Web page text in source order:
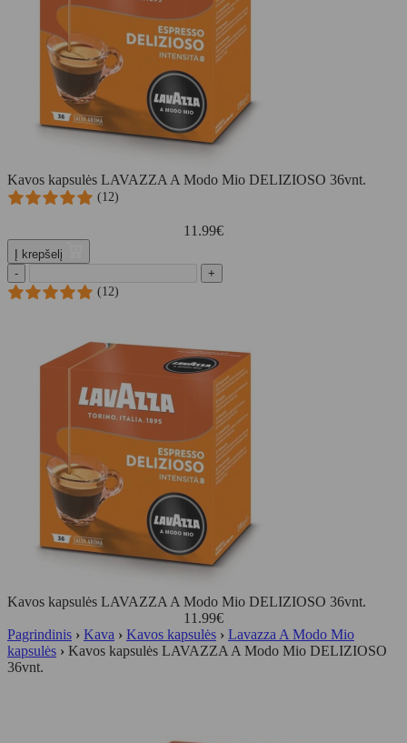
Kavos kapsulės LAVAZZA A Modo Mio DELIZIOSO 36vnt.
(12)
11.99€
Į krepšelį
-
+
(12)
Kavos kapsulės LAVAZZA A Modo Mio DELIZIOSO 36vnt.
11.99€
Pagrindinis › Kava › Kavos kapsulės › Lavazza A Modo Mio
kapsulės › Kavos kapsulės LAVAZZA A Modo Mio DELIZIOSO
36vnt.